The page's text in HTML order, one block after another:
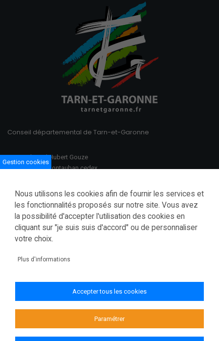
Conseil départemental de Tarn-et-Garonne
100 Boulevard Hubert Gouze
BP 783 82013 Montauban cedex
08h30–12h00 /13h30–17h00
Tél.: 05 63 91 82 00
Fax.: 05 63 03 28 52
courrier@tarnetgaronne.fr
Politique de confidentialité
Plan du site
Gestion cookies
Nous utilisons les cookies afin de fournir les services et
les fonctionnalités proposés sur notre site. Vous avez
la possibilité d'accepter l'utilisation des cookies en
cliquant sur "je suis suis d'accord" ou de personnaliser
votre choix.
Plus d'informations
Accepter tous les cookies
Paramétrer